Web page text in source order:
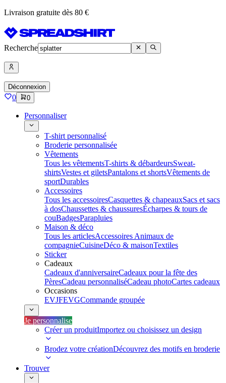
Livraison gratuite dès 80 €
Recherche
Déconnexion
0 0
Personnaliser
T-shirt personnalisé
Broderie personnalisée
Vêtements
Tous les vêtementsT-shirts & débardeursSweat-
shirtsVestes et giletsPantalons et shortsVêtements de
sportDurables
Accessoires
Tous les accessoiresCasquettes & chapeauxSacs et sacs
à dosChaussettes & chaussuresÉcharpes & tours de
couBadgesParapluies
Maison & déco
Tous les articlesAccessoires Animaux de
compagnieCuisineDéco & maisonTextiles
Sticker
Cadeaux
Cadeaux d'anniversaireCadeaux pour la fête des
PèresCadeau personnaliséCadeau photoCartes cadeaux
Occasions
EVJFEVGCommande groupée
Je personnalise
Créer un produitImportez ou choisissez un design
Brodez votre créationDécouvrez des motifs en broderie
Trouver